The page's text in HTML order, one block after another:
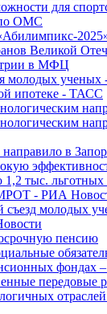
для
по ОМС
Великой
в МФЦ
молодых
ипотеке - ТАСС
в
тыс.
МРОТ - РИА
молодых
пенсию
фондах
передовые